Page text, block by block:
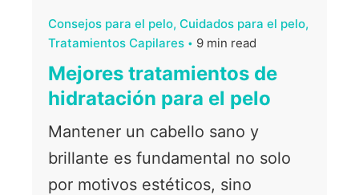
Consejos para el pelo Cuidados para el pelo
Tratamientos Capilares
9 min read
Mejores tratamientos de
hidratación para el pelo
Mantener un cabello sano y
brillante es fundamental no solo
por motivos estéticos, sino